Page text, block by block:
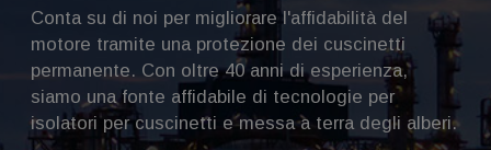
Conta su di noi per migliorare l'affidabilità del
motore tramite una protezione dei cuscinetti
permanente. Con oltre 40 anni di esperienza,
siamo una fonte affidabile di tecnologie per
isolatori per cuscinetti e messa a terra degli alberi.